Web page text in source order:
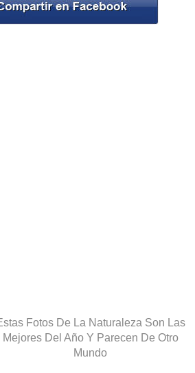
Fotos De La Naturaleza Son Las
Mejores Del Año Y Parecen De Otro
Mundo